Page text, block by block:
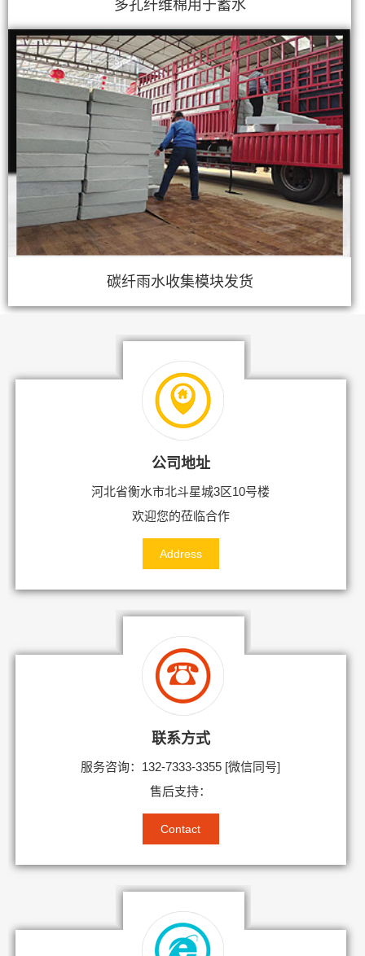
多孔纤维棉用于蓄水
碳纤雨水收集模块发货
公司地址
河北省衡水市北斗星城3区10号楼
欢迎您的莅临合作
Address
联系方式
服务咨询：132-7333-3355 [微信同号]
售后支持：
Contact